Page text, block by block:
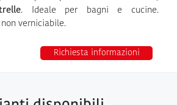
. Ideale per bagni e cucine.
verniciabile.
Richiesta informazioni